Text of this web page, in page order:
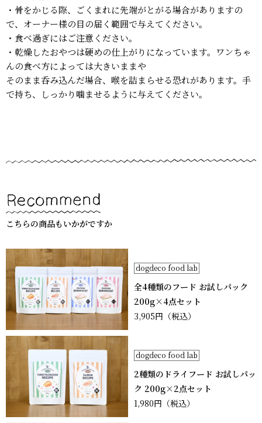
・骨をかじる際、ごくまれに先端がとがる場合がありますの
で、オーナー様の目の届く範囲で与えてください。
・食べ過ぎにはご注意ください。
・乾燥したおやつは硬めの仕上がりになっています。ワンちゃ
んの食べ方によっては大きいままや
そのまま呑み込んだ場合、喉を詰まらせる恐れがあります。手
で持ち、しっかり噛ませるように与えてください。
こちらの商品もいかがですか
dogdeco food lab
全4種類のフード お試しパック
200g×4点セット
3,905円 （税込）
dogdeco food lab
2種類のドライフード お試しパッ
ク 200g×2点セット
1,980円 （税込）